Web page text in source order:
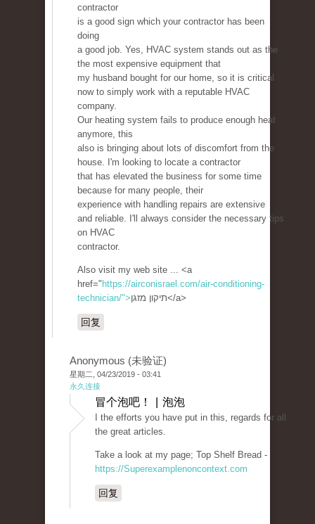
contractor
is a good sign which your contractor has been
doing
a good job. Yes, HVAC system stands out as the
the most expensive equipment that
my husband bought for our home, so it is critical
now to simply work with a reputable HVAC
company.
Our heating system fails to produce enough heat
anymore, this
also is bringing about lots of discomfort from the
house. I'm looking to locate a contractor
that has elevated the business for some time
because for many people, their
experience with handling repairs are extensive
and reliable. I'll always consider the necessary tips
on HVAC
contractor.
Also visit my web site ... <a
href=" https://airconisrael.com/air-conditioning-
technician/">
תיקון מזגן</a>
回复
Anonymous (未验证)
星期二, 04/23/2019 - 03:41
永久连接
冒个泡吧！ | 泡泡
I the efforts you have put in this, regards for all
the great articles.
Take a look at my page; Top Shelf Bread -
https://Superexamplenoncontext.com
回复